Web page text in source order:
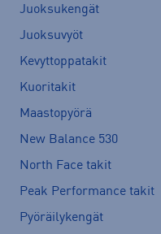
Juoksukengät
Juoksuvyöt
Kevyttoppatakit
Kuoritakit
Maastopyörä
New Balance 530
North Face takit
Peak Performance takit
Pyöräilykengät